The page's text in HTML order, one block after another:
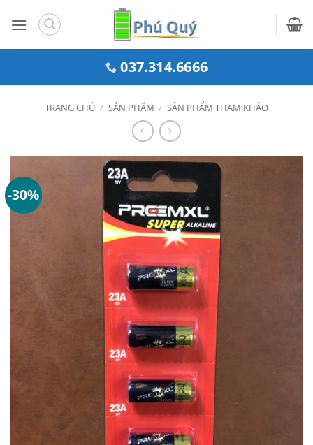
qua
037.314.6666
TRANG CHỦ / SẢN PHẨM / SẢN PHẨM THAM KHẢO
-30%